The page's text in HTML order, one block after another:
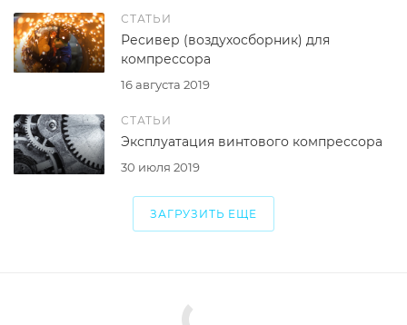
СТАТЬИ
16 августа 2019
Ресивер (воздухосборник) для
компрессора
СТАТЬИ
30 июля 2019
Эксплуатация винтового компрессора
ЗАГРУЗИТЬ ЕЩЕ